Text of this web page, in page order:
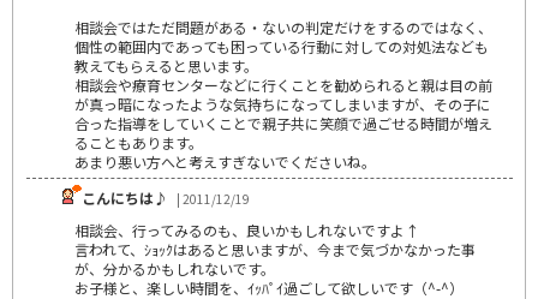
相談会ではただ問題がある・ないの判定だけをするのではなく、
個性の範囲内であっても困っている行動に対しての対処法なども
教えてもらえると思います。
相談会や療育センターなどに行くことを勧められると親は目の前
が真っ暗になったような気持ちになってしまいますが、その子に
合った指導をしていくことで親子共に笑顔で過ごせる時間が増え
ることもあります。
あまり悪い方へと考えすぎないでくださいね。
こんにちは♪
| 2011/12/19
相談会、行ってみるのも、良いかもしれないですよ↑
言われて、ｼｮｯｸはあると思いますが、今まで気づかなかった事
が、分かるかもしれないです。
お子様と、楽しい時間を、ｲｯﾊﾟｲ過ごして欲しいです（^-^）